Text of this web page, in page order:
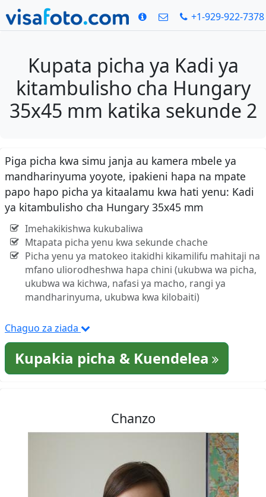
+1-929-922-7378
Kupata picha ya Kadi ya
kitambulisho cha Hungary
35x45 mm katika sekunde 2
Piga picha kwa simu janja au kamera mbele ya
mandharinyuma yoyote, ipakieni hapa na mpate
papo hapo picha ya kitaalamu kwa hati yenu: Kadi
ya kitambulisho cha Hungary 35x45 mm
Imehakikishwa kukubaliwa
Mtapata picha yenu kwa sekunde chache
Picha yenu ya matokeo itakidhi kikamilifu mahitaji na
mfano uliorodheshwa hapa chini (ukubwa wa picha,
ukubwa wa kichwa, nafasi ya macho, rangi ya
mandharinyuma, ukubwa kwa kilobaiti)
Chaguo za ziada
Kupakia picha & Kuendelea
Chanzo